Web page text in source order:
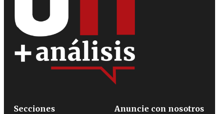
Secciones
Anuncie con nosotros